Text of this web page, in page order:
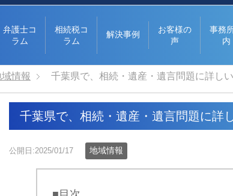
弁護士コ
ラム
相続税コ
ラム
解決事例
お客様の
声
事務
内
情報 千葉県で、相続・遺産・遺言問題に詳し
千葉県で、相続・遺産・遺言問題に詳
公開日:2025/01/17 地域情報